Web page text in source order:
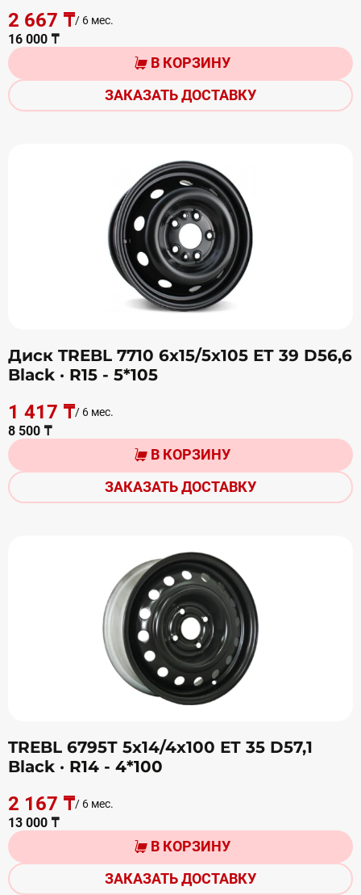
2 667 ₸/ 6 мес.
16 000 ₸
В КОРЗИНУ
ЗАКАЗАТЬ ДОСТАВКУ
Диск TREBL 7710 6х15/5х105 ЕТ 39 D56,6
Black · R15 - 5*105
1 417 ₸/ 6 мес.
8 500 ₸
В КОРЗИНУ
ЗАКАЗАТЬ ДОСТАВКУ
TREBL 6795Т 5х14/4х100 ЕТ 35 D57,1
Black · R14 - 4*100
2 167 ₸/ 6 мес.
13 000 ₸
В КОРЗИНУ
ЗАКАЗАТЬ ДОСТАВКУ